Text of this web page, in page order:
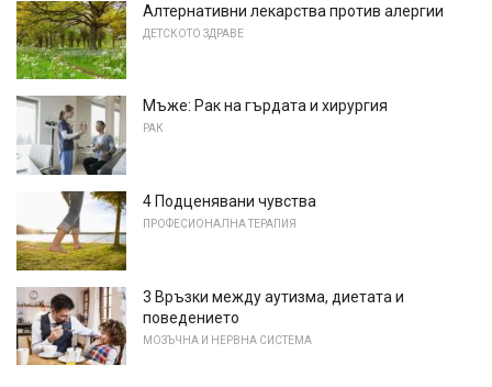
Алтернативни лекарства против алергии
ДЕТСКОТО ЗДРАВЕ
Мъже: Рак на гърдата и хирургия
РАК
4 Подценявани чувства
ПРОФЕСИОНАЛНА ТЕРАПИЯ
3 Връзки между аутизма, диетата и
поведението
МОЗЪЧНА И НЕРВНА СИСТЕМА